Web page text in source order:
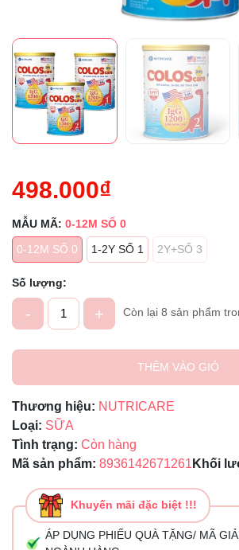
498.000₫
MẪU MÃ: 0-12M SỐ 0
0-12M SỐ 0
1-2Y SỐ 1 2Y+SỐ 3
Số lượng:
- + Còn lại 8 sản phẩm
THÊM VÀO GIỎ
Thương hiệu: NUTRICARE
Loại: SỮA
Tình trạng: Còn hàng
Mã sản phẩm: 8936142671261 Khối
Khuyến mãi đặc biệt !!!
ÁP DỤNG PHIẾU QUÀ TẶNG/ MÃ
Mã giảm giá:
Điều kiện: